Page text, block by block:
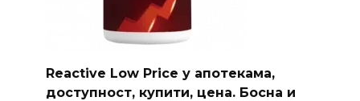
Reactive Low Price у апотекама,
доступност, купити, цена. Босна и